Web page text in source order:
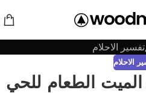
تفسير الاحلام
الاحلام
الطعام للحي